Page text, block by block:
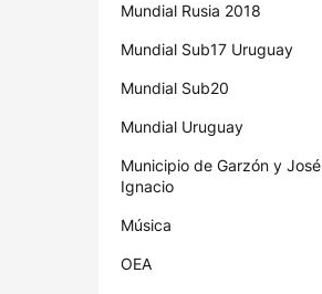
Mundial Rusia 2018
Mundial Sub17 Uruguay
Mundial Sub20
Mundial Uruguay
Municipio de Garzón y José
Ignacio
Música
OEA